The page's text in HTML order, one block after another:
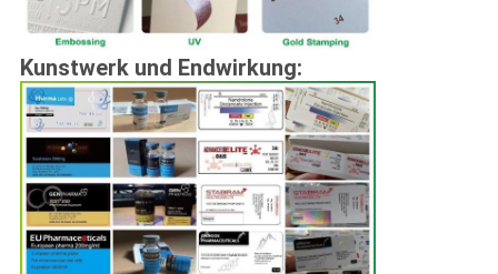
Kunstwerk und Endwirkung: